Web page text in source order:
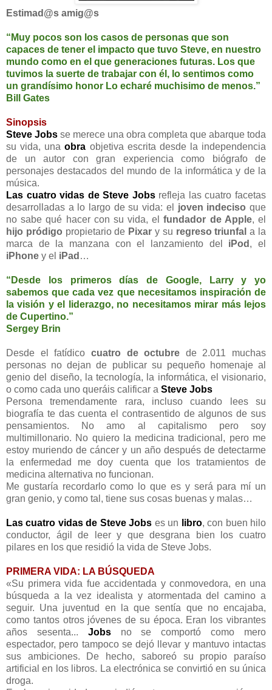
Estimad@s amig@s
“Muy pocos son los casos de personas que son
capaces de tener el impacto que tuvo Steve, en nuestro
mundo como en el que generaciones futuras. Los que
tuvimos la suerte de trabajar con él, lo sentimos como
un grandísimo honor Lo echaré muchisimo de menos.”
Bill Gates
Sinopsis
Steve Jobs se merece una obra completa que abarque toda
su vida, unaobra objetiva escrita desde la independencia
de un autor con gran experiencia como biógrafo de
personajes destacados del mundo de la informática y de la
música.
Las cuatro vidas de Steve Jobsrefleja las cuatro facetas
desarrolladas a lo largo de su vida: el joven indeciso que
no sabe qué hacer con su vida, elfundador de Apple, el
hijo pródigo propietario de Pixar y su regreso triunfal a la
marca de la manzana con el lanzamiento del iPod , el
iPhone y el iPad …
“Desde los primeros días de Google, Larry y yo
sabemos que cada vez que necesitamos inspiración de
la visión y el liderazgo, no necesitamos mirar más lejos
de Cupertino.”
Sergey Brin
Desde el fatídico cuatro de octubre de 2.011 muchas
personas no dejan de publicar su pequeño homenaje al
genio del diseño, la tecnología, la informática, el visionario,
o como cada uno queráis calificar a Steve Jobs
Persona tremendamente rara, incluso cuando lees su
biografía te das cuenta el contrasentido de algunos de sus
pensamientos. No amo al capitalismo pero soy
multimillonario. No quiero la medicina tradicional, pero me
estoy muriendo de cáncer y un año después de detectarme
la enfermedad me doy cuenta que los tratamientos de
medicina alternativa no funcionan.
Me gustaría recordarlo como lo que es y será para mí un
gran genio, y como tal, tiene sus cosas buenas y malas…
Las cuatro vidas de Steve Jobs es un libro, con buen hilo
conductor, ágil de leer y que desgrana bien los cuatro
pilares en los que residió la vida de Steve Jobs.
PRIMERA VIDA: LA BÚSQUEDA
«Su primera vida fue accidentada y conmovedora, en una
búsqueda a la vez idealista y atormentada del camino a
seguir. Una juventud en la que sentía que no encajaba,
como tantos otros jóvenes de su época. Eran los vibrantes
años sesenta... Jobsno se comportó como mero
espectador, pero tampoco se dejó llevar y mantuvo intactas
sus ambiciones. De hecho, saboreó su propio paraíso
artificial en los libros. La electrónica se convirtió en su única
droga.